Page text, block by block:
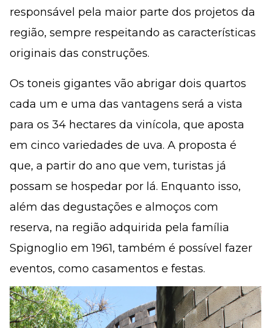
responsável pela maior parte dos projetos da
região, sempre respeitando as características
originais das construções.
Os toneis gigantes vão abrigar dois quartos
cada um e uma das vantagens será a vista
para os 34 hectares da vinícola, que aposta
em cinco variedades de uva. A proposta é
que, a partir do ano que vem, turistas já
possam se hospedar por lá. Enquanto isso,
além das degustações e almoços com
reserva, na região adquirida pela família
Spignoglio em 1961, também é possível fazer
eventos, como casamentos e festas.